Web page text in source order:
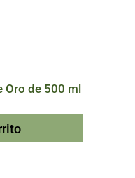
Oro de 500 ml